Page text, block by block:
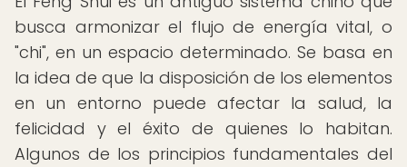
busca armonizar el flujo de energía vital, o
"chi", en un espacio determinado. Se basa en
la idea de que la disposición de los elementos
en un entorno puede afectar la salud, la
felicidad y el éxito de quienes lo habitan.
Algunos de los principios fundamentales del